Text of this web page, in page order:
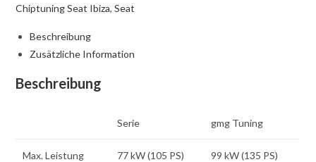
Chiptuning Seat Ibiza,Seat
Beschreibung
Zusätzliche Information
Beschreibung
Serie gmg Tuning
Max. Leistung 77 kW (105 PS) 99 kW (135 PS)